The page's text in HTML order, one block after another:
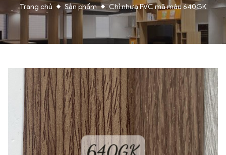
Trang chủ Sản phẩm Chỉ nhựa PVC mã màu 640GK